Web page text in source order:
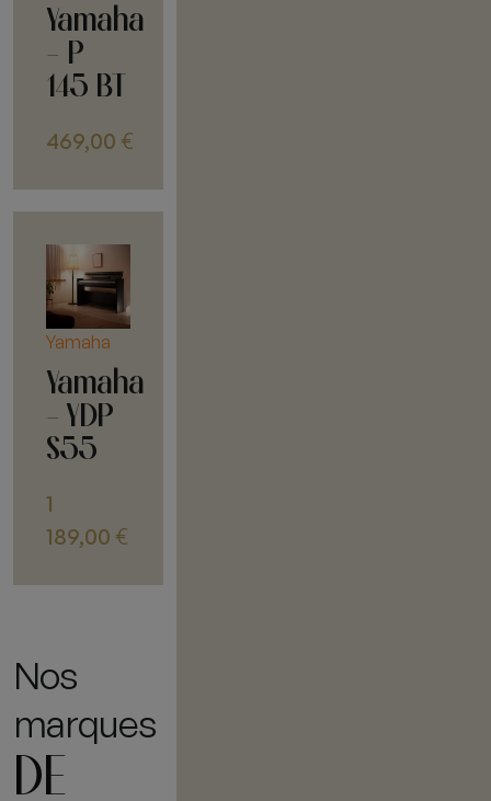
Yamaha
- P
145 BT
469,00 €
Yamaha
Yamaha
- YDP
S55
1
189,00 €
Nos
marques
DE